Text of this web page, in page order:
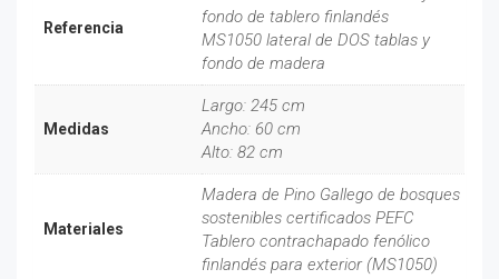
Referencia
fondo de tablero finlandés
MS1050 lateral de DOS tablas y
fondo de madera
Medidas
Largo: 245 cm
Ancho: 60 cm
Alto: 82 cm
Materiales
Madera de Pino Gallego de bosques
sostenibles certificados PEFC
Tablero contrachapado fenólico
finlandés para exterior (MS1050)